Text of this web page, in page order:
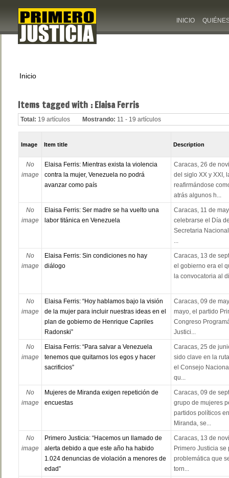
INICIO
Inicio
Items tagged with : Elaisa Ferris
Total: 19 artículos Mostrando: 11 - 19 artículos
Image Item title Description
No
image
Elaisa Ferris: Mientras exista la violencia
contra la mujer, Venezuela no podrá
avanzar como país
Caracas, 26 de
del siglo XX y XXI,
reafirmándose
atrás algunos h...
No
image
Elaisa Ferris: Ser madre se ha vuelto una
labor titánica en Venezuela
Caracas, 11 de
celebrarse el Día
Secretaria
...
No
image
Elaisa Ferris: Sin condiciones no hay
diálogo
Caracas, 13 de
el gobierno era el
la convocatoria al
No
image
Elaisa Ferris: “Hoy hablamos bajo la visión
de la mujer para incluir nuestras ideas en el
plan de gobierno de Henrique Capriles
Radonski”
Caracas, 09 de
mayo, el partido
Congreso
Justici...
No
image
Elaisa Ferris: “Para salvar a Venezuela
tenemos que quitarnos los egos y hacer
sacrificios”
Caracas, 25 de
sido clave en la
el Consejo
qu...
No
image
Mujeres de Miranda exigen repetición de
encuestas
Caracas, 09 de
grupo de mujeres
partidos políticos
Miranda, se...
No
image
Primero Justicia: “Hacemos un llamado de
alerta debido a que este año ha habido
1.024 denuncias de violación a menores de
edad”
Caracas, 13 de
Primero Justicia
problemática que
torn...